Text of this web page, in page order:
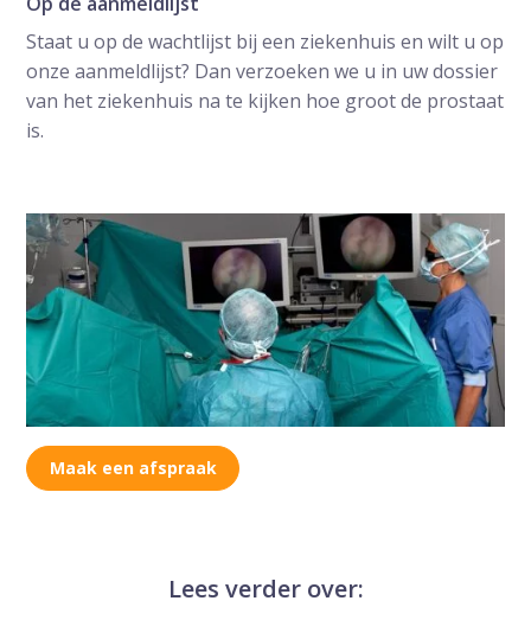
Staat u op de wachtlijst bij een ziekenhuis en wilt u op
onze aanmeldlijst? Dan verzoeken we u in uw dossier
van het ziekenhuis na te kijken hoe groot de prostaat
is.
Maak een afspraak
Lees verder over: